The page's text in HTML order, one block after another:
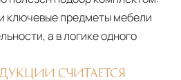
ключевые предметы мебели
а в логике одного
СЧИТАЕТСЯ